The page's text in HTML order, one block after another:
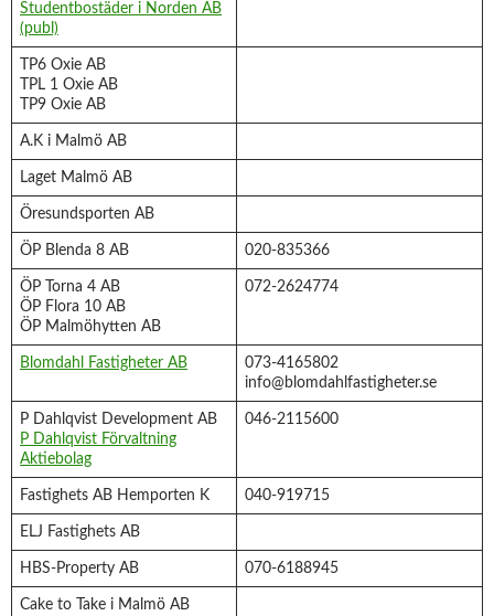
Studentbostäder i Norden AB
(publ)
TP6 Oxie AB
TPL 1 Oxie AB
TP9 Oxie AB
A.K i Malmö AB
Laget Malmö AB
Öresundsporten AB
ÖP Blenda 8 AB 020-835366
ÖP Torna 4 AB
ÖP Flora 10 AB
ÖP Malmöhytten AB
072-2624774
Blomdahl Fastigheter AB
073-4165802
info@blomdahlfastigheter.se
P Dahlqvist Development AB
P Dahlqvist Förvaltning
Aktiebolag
046-2115600
Fastighets AB Hemporten K 040-919715
ELJ Fastighets AB
HBS-Property AB 070-6188945
Cake to Take i Malmö AB